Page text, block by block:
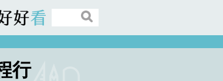
行